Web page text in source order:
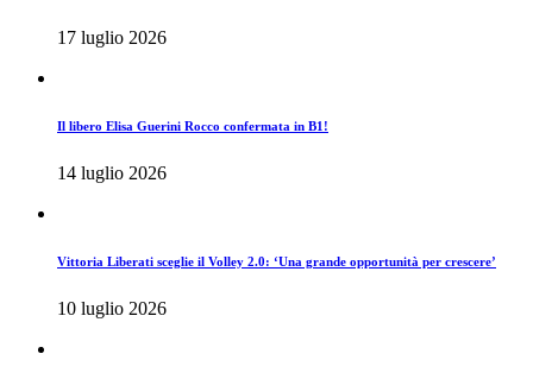
17 luglio 2026
Il libero Elisa Guerini Rocco confermata in B1!
14 luglio 2026
Vittoria Liberati sceglie il Volley 2.0: ‘Una grande opportunità per crescere’
10 luglio 2026